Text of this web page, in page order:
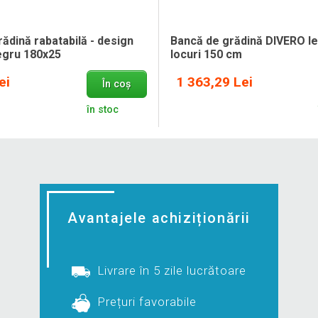
rabatabilă - design
180x25
În coș
în stoc
Bancă de grădină DIVERO
locuri 150 cm
1 363,29 Lei
Avantajele achiziționării
Livrare în 5 zile lucrătoare
Prețuri favorabile